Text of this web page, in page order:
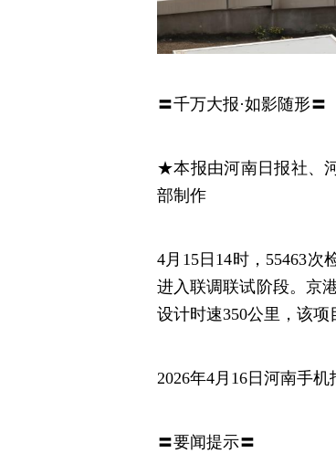
〓千万大报·如影随形〓
★本报由河南日报社、
部制作
4月15日14时，55463
进入联调联试阶段。京
设计时速350公里，该项
2026年4月16日河南手
〓要闻提示〓